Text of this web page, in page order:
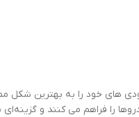
های خود را به بهترین شکل
را فراهم می کنند و